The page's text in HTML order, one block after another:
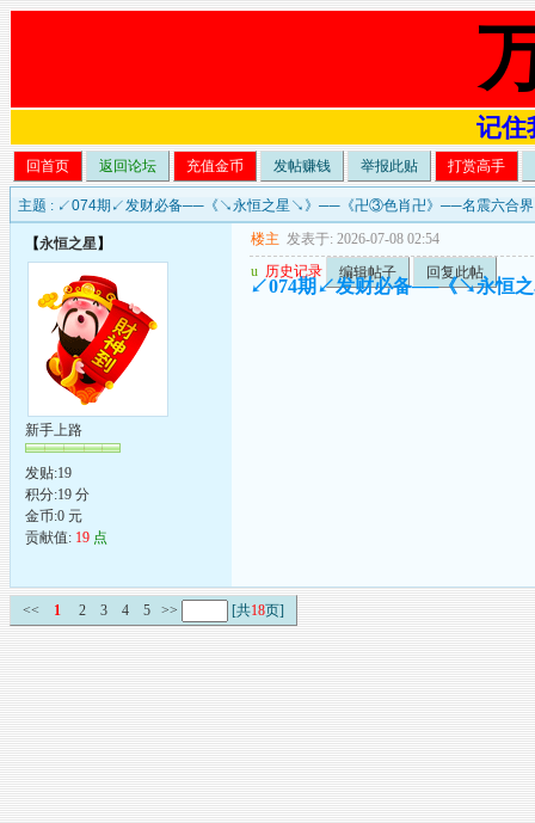
记住
回首页 返回论坛 充值金币 发帖赚钱 举报此贴 打赏高手
主题 : ↙074期↙发财必备──《↘永恒之星↘》──《卍③色肖卍》──名震六合界
【永恒之星】
新手上路
发贴:19
积分:19 分
金币:0 元
贡献值: 19 点
楼主 发表于: 2026-07-08 02:54
u 历史记录 编辑帖子 回复此帖
↙074期↙发财必备──《↘永恒
<< 1 2 3 4 5 >> [共18页]